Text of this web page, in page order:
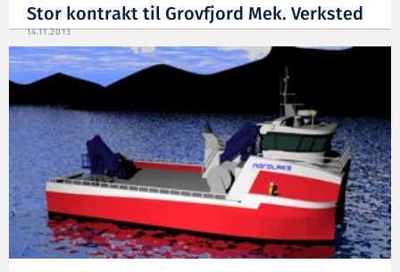
Stor kontrakt til Grovfjord Mek. Verksted
14.11.2013